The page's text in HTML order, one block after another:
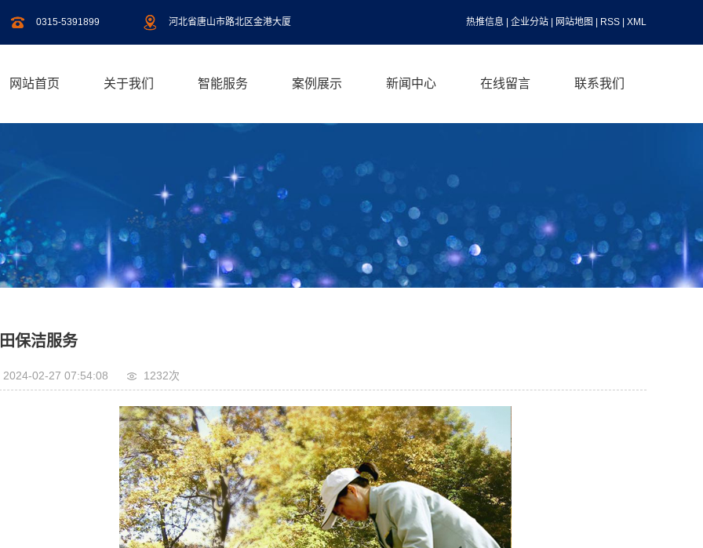
0315-5391899 河北省唐山市路北区金港大厦 热推信息 企业分站 网站地图 RSS XML
网站首页 关于我们 智能服务 案例展示 新闻中心 在线留言 联系我们
保洁服务
2024-02-27 07:54:08 1232次